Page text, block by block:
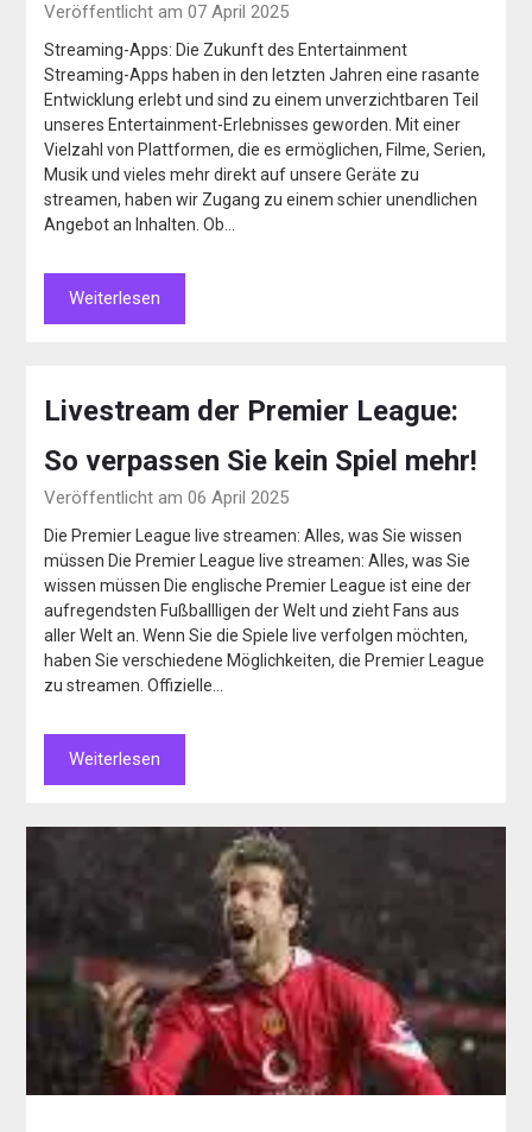
Veröffentlicht am 07 April 2025
Streaming-Apps: Die Zukunft des Entertainment
Streaming-Apps haben in den letzten Jahren eine rasante
Entwicklung erlebt und sind zu einem unverzichtbaren Teil
unseres Entertainment-Erlebnisses geworden. Mit einer
Vielzahl von Plattformen, die es ermöglichen, Filme, Serien,
Musik und vieles mehr direkt auf unsere Geräte zu
streamen, haben wir Zugang zu einem schier unendlichen
Angebot an Inhalten. Ob…
Weiterlesen
Livestream der Premier League:
So verpassen Sie kein Spiel mehr!
Veröffentlicht am 06 April 2025
Die Premier League live streamen: Alles, was Sie wissen
müssen Die Premier League live streamen: Alles, was Sie
wissen müssen Die englische Premier League ist eine der
aufregendsten Fußballligen der Welt und zieht Fans aus
aller Welt an. Wenn Sie die Spiele live verfolgen möchten,
haben Sie verschiedene Möglichkeiten, die Premier League
zu streamen. Offizielle…
Weiterlesen